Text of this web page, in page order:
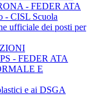
- FEDER ATA
- CISL Scuola
ufficiale dei posti per
- FEDER ATA
E
e ai DSGA